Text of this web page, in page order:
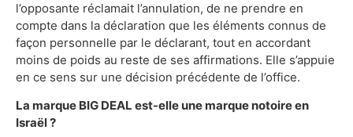
l’opposante réclamait l’annulation, de ne prendre en
compte dans la déclaration que les éléments connus de
façon personnelle par le déclarant, tout en accordant
moins de poids au reste de ses affirmations. Elle s’appuie
en ce sens sur une décision précédente de l’office.
La marque BIG DEAL est-elle une marque notoire en
Israël ?